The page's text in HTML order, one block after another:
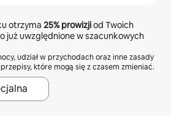
otrzyma 25%prowizjiod Twoich
już uwzględnione w szacunkowych
udział w przychodach oraz inne zasady
które mogą się z czasem zmieniać.